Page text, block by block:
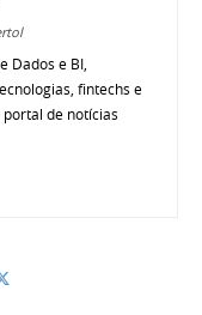
Dados e BI,
fintechs e
de notícias